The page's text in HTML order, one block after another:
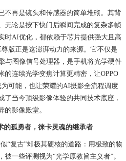
不再是镜头和传感器的简单堆砌。其背
无论是按下快门后瞬间完成的复杂多帧
时AI优化，都依赖于芯片提供强大且高
版正是这澎湃动力的来源。它不仅是
与图像信号处理器，是手机将光学硬件
的连续光学变焦计算更精密，让OPPO
可能，也让荣耀的AI摄影全流程调度
了当今顶级影像体验的共同技术底座，
的影像殿堂。
的孤勇者，徕卡灵魂的继承者
“复古”却极其硬核的道路：用极致的物
一些评测视为“光学原教旨主义者”。